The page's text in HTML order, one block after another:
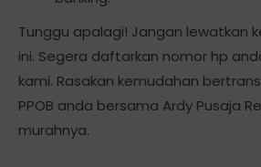
Tunggu apalagi! Jangan lewatkan
ini. Segera daftarkan nomor hp
kami. Rasakan kemudahan
PPOB anda bersama Ardy Pusaja
murahnya.